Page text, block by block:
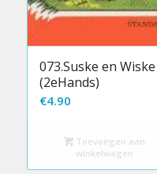
073.Suske en
(2eHands)
€4.90
Toevoegen aan
winkelwagen